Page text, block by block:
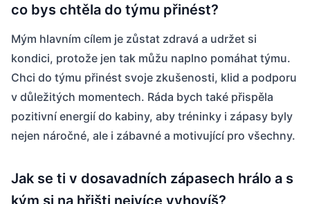
co bys chtěla do týmu přinést?
Mým hlavním cílem je zůstat zdravá a udržet si
kondici, protože jen tak můžu naplno pomáhat týmu.
Chci do týmu přinést svoje zkušenosti, klid a podporu
v důležitých momentech. Ráda bych také přispěla
pozitivní energií do kabiny, aby tréninky i zápasy byly
nejen náročné, ale i zábavné a motivující pro všechny.
Jak se ti v dosavadních zápasech hrálo a s
kým si na hřišti nejvíce vyhovíš?